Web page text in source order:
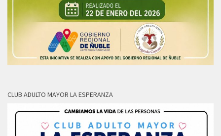
CLUB ADULTO MAYOR LA ESPERANZA